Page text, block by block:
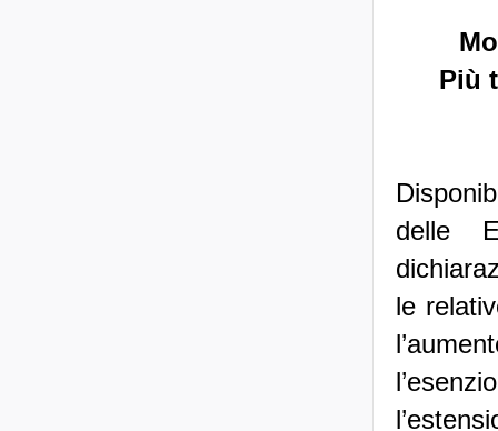
Più
delle
le